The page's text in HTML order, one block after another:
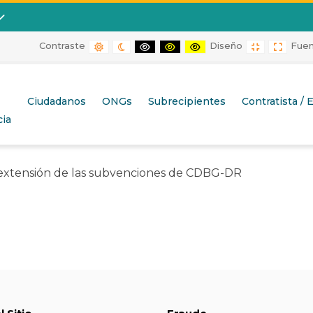
Contraste CONTRASTE POR DEFECTO
CONTRASTE DE NOCHE
CONTRASTE BLANCO Y NEGRO
CONTRASTE NEGRO Y
CONTRASTE AMARILLO Y
Diseño DISEÑO
Ciudadanos ONGs Subrecipientes Contratista /
subvenciones de CDBG-DR
de las subvenciones de CDBG-DR